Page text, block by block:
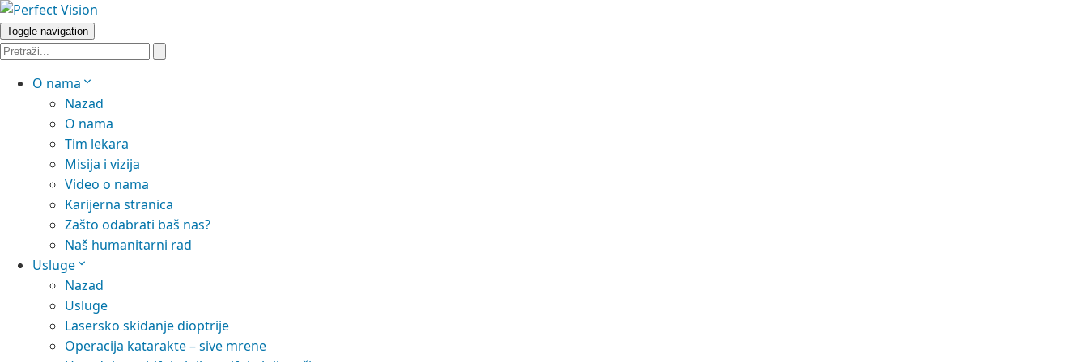
Toggle navigation
O nama
Nazad
O nama
Tim lekara
Misija i vizija
Video o nama
Karijerna stranica
Zašto odabrati baš nas?
Naš humanitarni rad
Usluge
Nazad
Usluge
Lasersko skidanje dioptrije
Operacija katarakte – sive mrene